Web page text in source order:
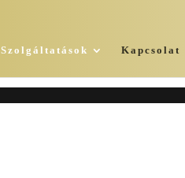
Szolgáltatások Kapcsolat